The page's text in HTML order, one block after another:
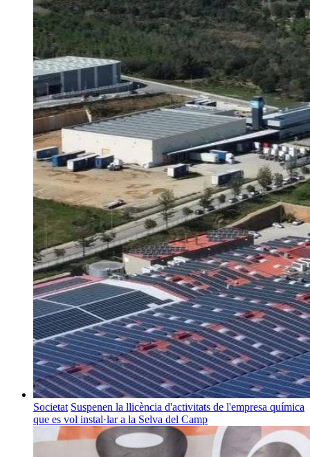
Societat Suspenen la llicència d'activitats de l'empresa química
que es vol instal·lar a la Selva del Camp